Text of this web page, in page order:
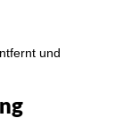
und